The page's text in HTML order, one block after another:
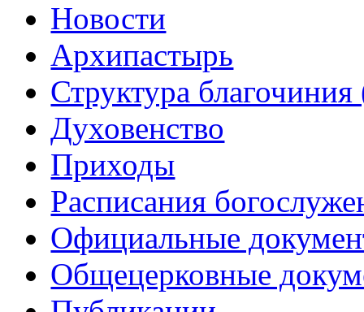
Новости
Архипастырь
Структура
Духовенство
Приходы
Расписания
Официальные
Общецерковные